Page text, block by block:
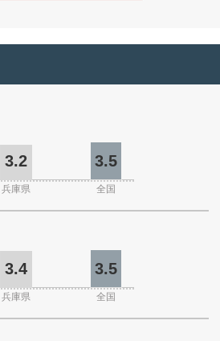
3.2 3.5
兵庫県 全国
3.4 3.5
兵庫県 全国